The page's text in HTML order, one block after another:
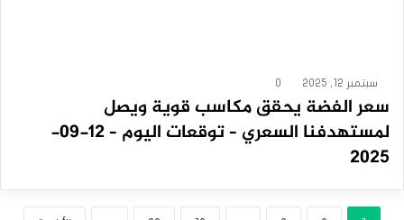
سبتمبر 12, 2025 0
سعر الفضة يحقق مكاسب قوية ويصل
لمستهدفنا السعري – توقعات اليوم – 12-09-
2025